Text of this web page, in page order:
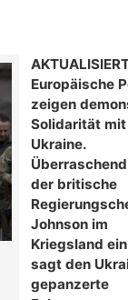
Europäische
zeigen
Solidarität
Ukraine.
der britische
Johnson im
Kriegsland
sagt den
gepanzerte